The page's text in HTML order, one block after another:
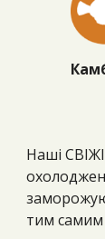
Наші
тим самим